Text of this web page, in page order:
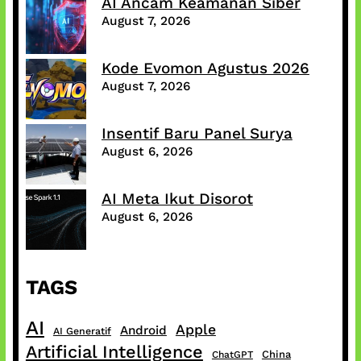
August 7, 2026
Kode Evomon Agustus 2026
August 7, 2026
Insentif Baru Panel Surya
August 6, 2026
AI Meta Ikut Disorot
August 6, 2026
TAGS
AI AI Generatif Android Apple
Artificial Intelligence ChatGPT China